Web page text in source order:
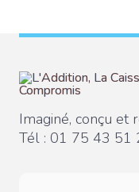
Imaginé, conçu et
Tél : 01 75 43 51